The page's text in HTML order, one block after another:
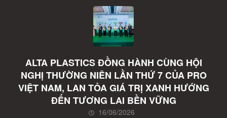
ALTA PLASTICS ĐỒNG HÀNH CÙNG HỘI
NGHỊ THƯỜNG NIÊN LẦN THỨ 7 CỦA PRO
VIỆT NAM, LAN TỎA GIÁ TRỊ XANH HƯỚNG
ĐẾN TƯƠNG LAI BỀN VỮNG
16/06/2026